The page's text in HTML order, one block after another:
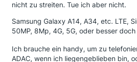
nicht zu streiten. Tue ich aber nicht.
Samsung Galaxy A14, A34, etc. LTE,
50MP, 8Mp, 4G, 5G, oder besser doch
Ich brauche ein handy, um zu
ADAC, wenn ich liegengeblieben bin,